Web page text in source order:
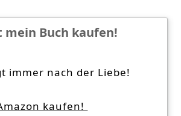
mein Buch kaufen!
immer nach der Liebe!
kaufen!